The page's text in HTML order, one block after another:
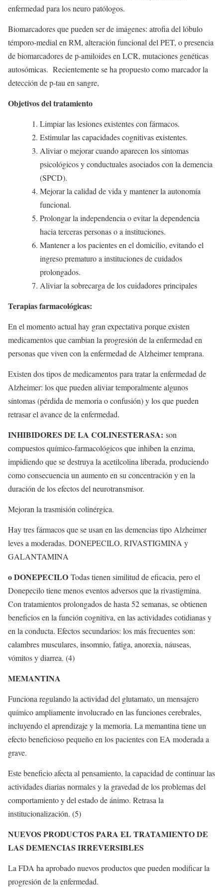
enfermedad para los neuro patólogos.
Biomarcadores que pueden ser de imágenes: atrofia del lóbulo
témporo-medial en RM, alteración funcional del PET, o presencia
de biomarcadores de p-amiloides en LCR, mutaciones genéticas
autosómicas. Recientemente se ha propuesto como marcador la
detección de p-tau en sangre,
Objetivos del tratamiento
Limpiar las lesiones existentes con fármacos.
Estimular las capacidades cognitivas existentes.
Aliviar o mejorar cuando aparecen los síntomas
psicológicos y conductuales asociados con la demencia
(SPCD).
Mejorar la calidad de vida y mantener la autonomía
funcional.
Prolongar la independencia o evitar la dependencia
hacia terceras personas o a instituciones.
Mantener a los pacientes en el domicilio, evitando el
ingreso prematuro a instituciones de cuidados
prolongados.
Aliviar la sobrecarga de los cuidadores principales
Terapias farmacológicas:
En el momento actual hay gran expectativa porque existen
medicamentos que cambian la progresión de la enfermedad en
personas que viven con la enfermedad de Alzheimer temprana.
Existen dos tipos de medicamentos para tratar la enfermedad de
Alzheimer: los que pueden aliviar temporalmente algunos
síntomas (pérdida de memoria o confusión) y los que pueden
retrasar el avance de la enfermedad.
INHIBIDORES DE LA COLINESTERASA: son
compuestos químico-farmacológicos que inhiben la enzima,
impidiendo que se destruya la acetilcolina liberada, produciendo
como consecuencia un aumento en su concentración y en la
duración de los efectos del neurotransmisor.
Mejoran la trasmisión colinérgica.
Hay tres fármacos que se usan en las demencias tipo Alzheimer
leves a moderadas. DONEPECILO, RIVASTIGMINA y
GALANTAMINA
o DONEPECILO Todas tienen similitud de eficacia, pero el
Donepecilo tiene menos eventos adversos que la rivastigmina.
Con tratamientos prolongados de hasta 52 semanas, se obtienen
beneficios en la función cognitiva, en las actividades cotidianas y
en la conducta. Efectos secundarios: los más frecuentes son:
calambres musculares, insomnio, fatiga, anorexia, náuseas,
vómitos y diarrea. (4)
MEMANTINA
Funciona regulando la actividad del glutamato, un mensajero
químico ampliamente involucrado en las funciones cerebrales,
incluyendo el aprendizaje y la memoria. La memantina tiene un
efecto beneficioso pequeño en los pacientes con EA moderada a
grave.
Este beneficio afecta al pensamiento, la capacidad de continuar las
actividades diarias normales y la gravedad de los problemas del
comportamiento y del estado de ánimo. Retrasa la
institucionalización. (5)
NUEVOS PRODUCTOS PARA EL TRATAMIENTO DE
LAS DEMENCIAS IRREVERSIBLES
La FDA ha aprobado nuevos productos que pueden modificar la
progresión de la enfermedad.